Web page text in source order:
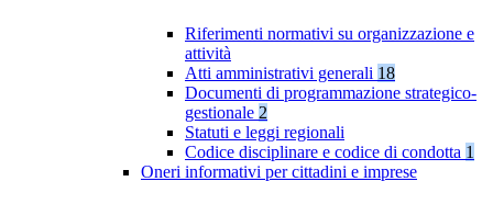
Riferimenti normativi su organizzazione e
attività
Atti amministrativi generali 18
Documenti di programmazione strategico-
gestionale 2
Statuti e leggi regionali
Codice disciplinare e codice di condotta 1
Oneri informativi per cittadini e imprese